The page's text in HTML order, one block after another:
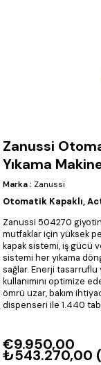
Zanussi
Yıkama
Marka : Zanussi
Otomatik Kapaklı,
Zanussi 504270
mutfaklar için yüksek
kapak sistemi, iş gücü
sistemi her yıkama
sağlar. Enerji tasarruflu
kullanımını optimize
ömrü uzar, bakım
dispenseri ile 1.440
€9.950,00
₺543.270,00